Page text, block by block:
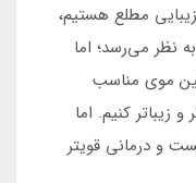
مطلع هستیم،
نظر می‌رسد؛ اما
موی مناسب
زیباتر کنیم. اما
و درمانی قویتر